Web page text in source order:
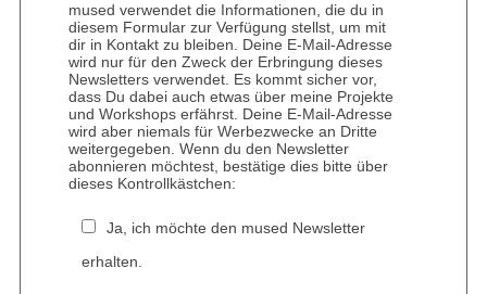
mused verwendet die Informationen, die du in
diesem Formular zur Verfügung stellst, um mit
dir in Kontakt zu bleiben. Deine E-Mail-Adresse
wird nur für den Zweck der Erbringung dieses
Newsletters verwendet. Es kommt sicher vor,
dass Du dabei auch etwas über meine Projekte
und Workshops erfährst. Deine E-Mail-Adresse
wird aber niemals für Werbezwecke an Dritte
weitergegeben. Wenn du den Newsletter
abonnieren möchtest, bestätige dies bitte über
dieses Kontrollkästchen:
Ja, ich möchte den mused Newsletter
erhalten.